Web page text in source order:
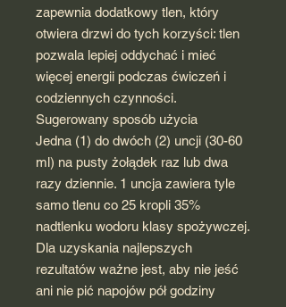
zapewnia dodatkowy tlen, który
otwiera drzwi do tych korzyści: tlen
pozwala lepiej oddychać i mieć
więcej energii podczas ćwiczeń i
codziennych czynności.
Sugerowany sposób użycia
Jedna (1) do dwóch (2) uncji (30-60
ml) na pusty żołądek raz lub dwa
razy dziennie. 1 uncja zawiera tyle
samo tlenu co 25 kropli 35%
nadtlenku wodoru klasy spożywczej.
Dla uzyskania najlepszych
rezultatów ważne jest, aby nie jeść
ani nie pić napojów pół godziny